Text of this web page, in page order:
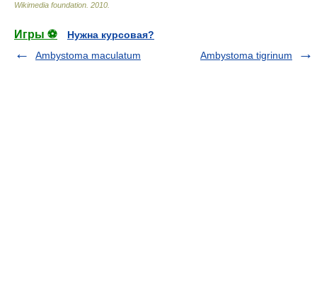
Wikimedia foundation 2010
Игры ⚽
Нужна курсовая?
Ambystoma maculatum
Ambystoma tigrinum